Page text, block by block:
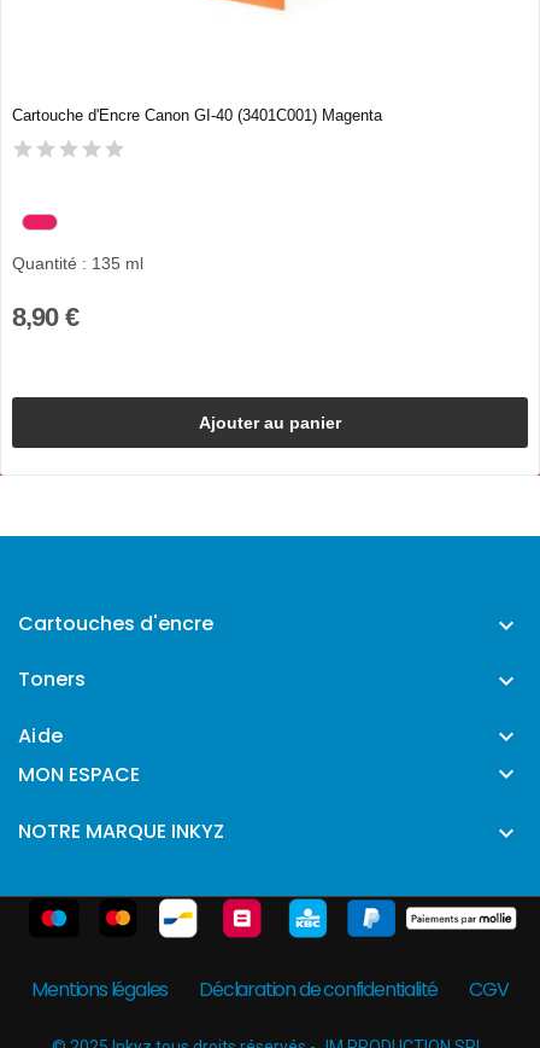
Cartouche d'Encre Canon GI-40 (3401C001) Magenta
Quantité : 135 ml
8,90 €
Ajouter au panier
Cartouches d'encre 
Toners 
Aide 
MON ESPACE 
NOTRE MARQUE INKYZ 
Mentions légales Déclaration de confidentialité CGV